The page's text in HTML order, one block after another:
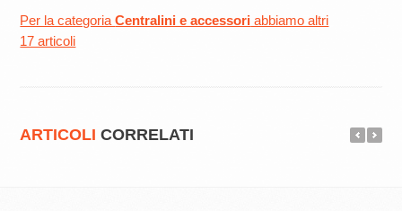
Per la categoriaCentralini e accessori abbiamo altri
17 articoli
ARTICOLI CORRELATI